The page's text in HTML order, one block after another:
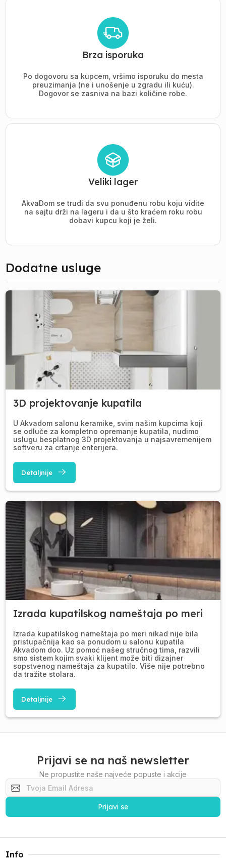
Brza isporuka
Po dogovoru sa kupcem, vršimo isporuku do mesta
preuzimanja (ne i unošenje u zgradu ili kuću).
Dogovor se zasniva na bazi količine robe.
Veliki lager
AkvaDom se trudi da svu ponuđenu robu koju vidite
na sajtu drži na lageru i da u što kraćem roku robu
dobavi kupcu koji je želi.
Dodatne usluge
3D projektovanje kupatila
U Akvadom salonu keramike, svim našim kupcima koji
se odluče za kompletno opremanje kupatila, nudimo
uslugu besplatnog 3D projektovanja u najsavremenijem
softveru za crtanje enterijera.
Detaljnije
Izrada kupatilskog nameštaja po meri
Izrada kupatilskog nameštaja po meri nikad nije bila
pristupačnija kao sa ponudom u salonu kupatila
Akvadom doo. Uz pomoć našeg stručnog tima, razvili
smo sistem kojim svaki klijent može biti dizajner
sopstvenog nameštaja za kupatilo. Više nije potrebno
da tražite stolara.
Detaljnije
Prijavi se na naš newsletter
Ne propustite naše najveće popuste i akcije
Prijavi se
Info